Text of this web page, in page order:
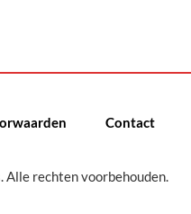
Contact
rechten voorbehouden.